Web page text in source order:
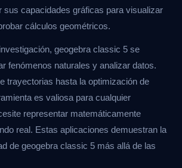
sus capacidades gráficas para visualizar
cálculos geométricos.
geogebra classic 5 se
fenómenos naturales y analizar datos.
trayectorias hasta la optimización de
es valiosa para cualquier
representar matemáticamente
real. Estas aplicaciones demuestran la
de geogebra classic 5 más allá de las